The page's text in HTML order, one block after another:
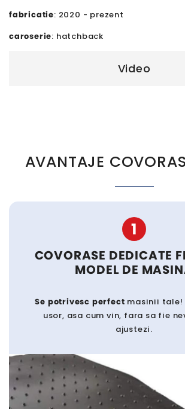
fabricatie: 2020 - prezent
caroserie: hatchback
Video
AVANTAJE
1
COVORASE DEDICATE
MODEL DE
Se potrivesc perfect masinii tale!
usor, asa cum vin, fara sa fie
ajustezi.